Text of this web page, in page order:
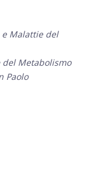
Malattie del
del Metabolismo
Paolo